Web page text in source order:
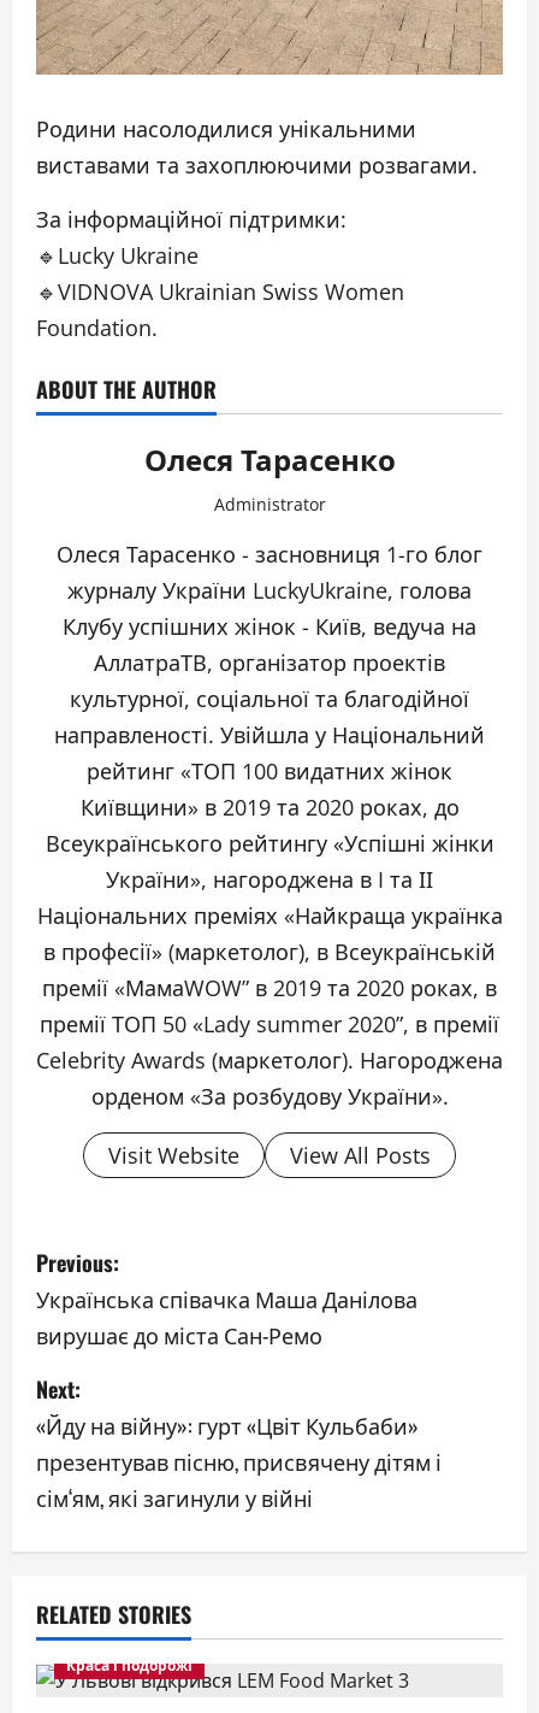
Родини насолодилися унікальними
виставами та захоплюючими розвагами.
За інформаційної підтримки:
🔹Lucky Ukraine
🔹VIDNOVA Ukrainian Swiss Women
Foundation.
ABOUT THE AUTHOR
Олеся Тарасенко
Administrator
Олеся Тарасенко - засновниця 1-го блог
журналу України LuckyUkraine, голова
Клубу успішних жінок - Київ, ведуча на
АллатраТВ, організатор проектів
культурної, соціальної та благодійної
направленості. Увійшла у Національний
рейтинг «ТОП 100 видатних жінок
Київщини» в 2019 та 2020 роках, до
Всеукраїнського рейтингу «Успішні жінки
України», нагороджена в I та ІІ
Національних преміях «Найкраща українка
в професії» (маркетолог), в Всеукраїнській
премії «МамаWOW” в 2019 та 2020 роках, в
премії ТОП 50 «Lady summer 2020”, в премії
Celebrity Awards (маркетолог). Нагороджена
орденом «За розбудову України».
Visit Website View All Posts
P
o
s
t
n
a
v
i
g
Previous:
Українська співачка Маша Данілова
вирушає до міста Сан-Ремо
Next:
«Йду на війну»: гурт «Цвіт Кульбаби»
презентував пісню, присвячену дітям і
сім‘ям, які загинули у війні
RELATED STORIES
Краса і подорожі